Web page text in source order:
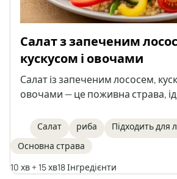
Салат з запеченим
кускусом і овочами
Салат із запеченим лососем,
овочами — це поживна страва,
собою на роботу. Поєднання
з ароматним маринадом,
оливковою заправкою створює
смак і корисні речовини.
Салат риба
Підходить для
Основна страва
10 хв + 15 хв18 Інгредієнти